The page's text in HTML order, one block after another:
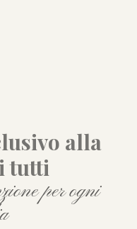
alla
tutti
per ogni